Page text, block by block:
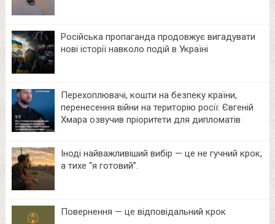
Російська пропаганда продовжує вигадувати
нові історії навколо подій в Україні
Перехоплювачі, кошти на безпеку країни,
перенесення війни на територію росії: Євгеній
Хмара озвучив пріоритети для дипломатів
Іноді найважливіший вибір — це не гучний крок,
а тихе “я готовий”.
Повернення — це відповідальний крок